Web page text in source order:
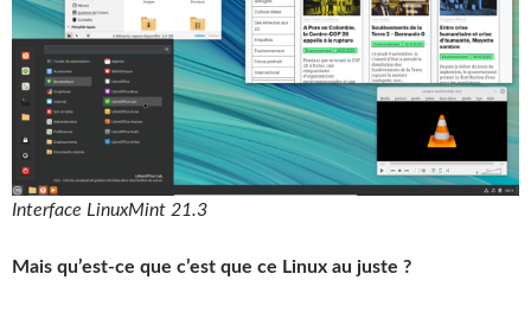
Interface LinuxMint 21.3
Mais qu’est-ce que c’est que ce Linux au juste ?